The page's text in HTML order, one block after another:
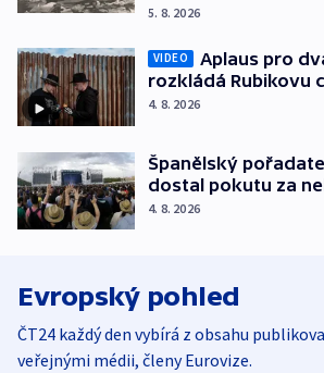
5. 8. 2026
VIDEO
Aplaus pro
rozkládá Rubikovu
4. 8. 2026
Španělský
dostal pokutu za
4. 8. 2026
Evropský pohled
ČT24 každý den vybírá z obsahu
veřejnými médii, členy Eurovize.